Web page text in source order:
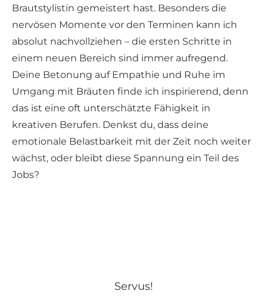
Brautstylistin gemeistert hast. Besonders die
nervösen Momente vor den Terminen kann ich
absolut nachvollziehen – die ersten Schritte in
einem neuen Bereich sind immer aufregend.
Deine Betonung auf Empathie und Ruhe im
Umgang mit Bräuten finde ich inspirierend, denn
das ist eine oft unterschätzte Fähigkeit in
kreativen Berufen. Denkst du, dass deine
emotionale Belastbarkeit mit der Zeit noch weiter
wächst, oder bleibt diese Spannung ein Teil des
Jobs?
Servus!